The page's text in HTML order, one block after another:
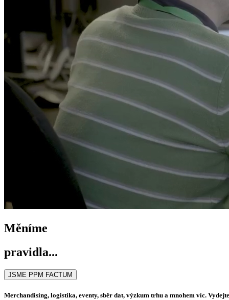
Měníme
pravidla...
JSME PPM FACTUM
Merchandising, logistika, eventy, sběr dat, výzkum trhu a mnohem víc.